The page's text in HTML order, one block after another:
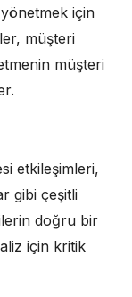
için
müşteri
müşteri
etkileşimleri,
gibi çeşitli
doğru bir
için kritik